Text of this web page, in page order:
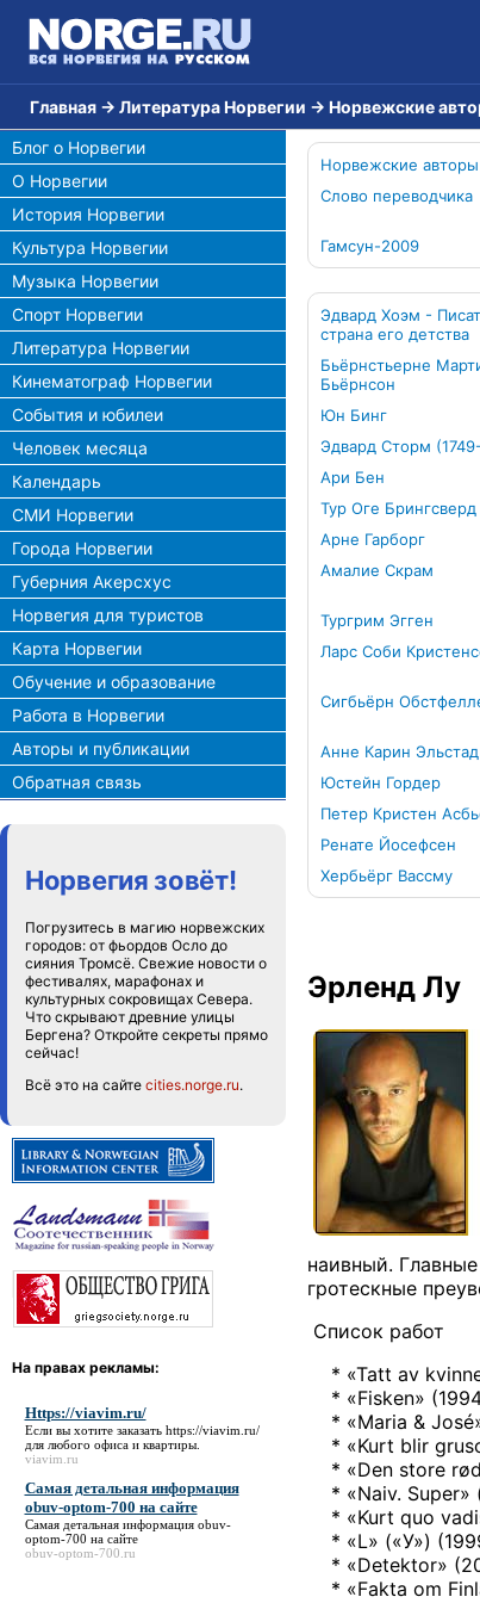
Главная → Литература Норвегии → Норвежские
Блог о Норвегии
О Норвегии
История Норвегии
Культура Норвегии
Музыка Норвегии
Спорт Норвегии
Литература Норвегии
Кинематограф Норвегии
События и юбилеи
Человек месяца
Календарь
СМИ Норвегии
Города Норвегии
Губерния Акерсхус
Норвегия для туристов
Карта Норвегии
Обучение и образование
Работа в Норвегии
Авторы и публикации
Обратная связь
Норвегия зовёт!
Погрузитесь в магию норвежских
городов: от фьордов Осло до
сияния Тромсё. Свежие новости о
фестивалях, марафонах и
культурных сокровищах Севера.
Что скрывают древние улицы
Бергена? Откройте секреты прямо
сейчас!
Всё это на сайте cities.norge.ru.
На правах рекламы:
Https://viavim.ru/
Если вы хотите заказать https://viavim.ru/
для любого офиса и квартиры.
viavim.ru
Самая детальная информация
obuv-optom-700 на сайте
Самая детальная информация obuv-
optom-700 на сайте
obuv-optom-700.ru
Норвежские авторы
Слово переводчика
Гамсун-2009
Эдвард Хоэм -
страна его детства
Бьёрнстьерне
Бьёрнсон
Юн Бинг
Эдвард Сторм
Ари Бен
Тур Оге Брингсверд
Арне Гарборг
Амалие Скрам
Тургрим Эгген
Ларс Соби
Сигбьёрн
Анне Карин Эльстад
Юстейн Гордер
Петер Кристен
Ренате Йосефсен
Хербьёрг Вассму
Эрленд Лу
наивный.
гротескные
Список работ
* «Tatt av
* «Fisken»
* «Maria &
* «Kurt blir
* «Den store
* «Naiv. Super»
* «Kurt quo
* «L» («У»)
* «Detektor»
* «Fakta om